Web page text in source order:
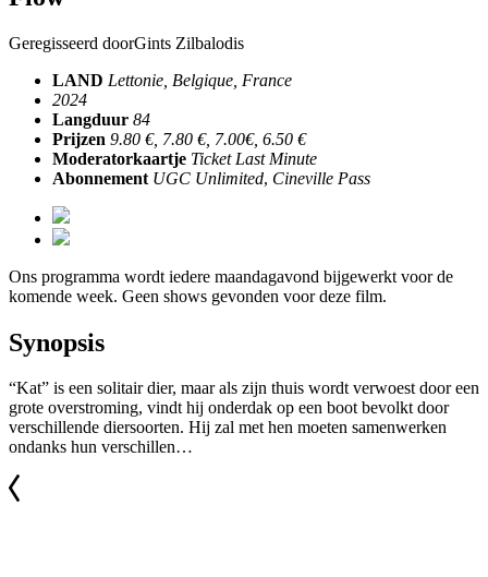
Geregisseerd doorGints Zilbalodis
LAND Lettonie, Belgique, France
2024
Langduur 84
Prijzen 9.80 €, 7.80 €, 7.00€, 6.50 €
Moderatorkaartje Ticket Last Minute
Abonnement UGC Unlimited, Cineville Pass
Ons programma wordt iedere maandagavond bijgewerkt voor de
komende week. Geen shows gevonden voor deze film.
Synopsis
“Kat” is een solitair dier, maar als zijn thuis wordt verwoest door een
grote overstroming, vindt hij onderdak op een boot bevolkt door
verschillende diersoorten. Hij zal met hen moeten samenwerken
ondanks hun verschillen…